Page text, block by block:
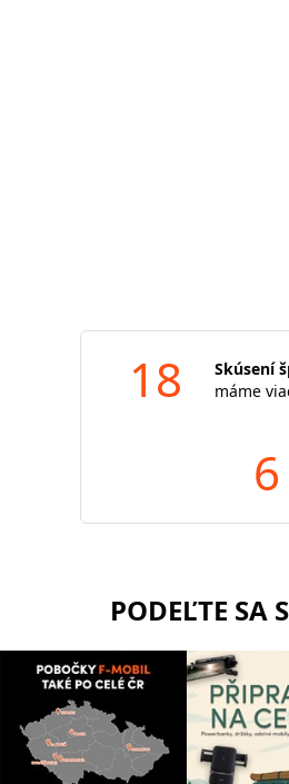
18
Skúsení
máme
6
PODEĽTE